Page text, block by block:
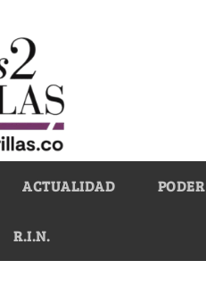
ACTUALIDAD PODER
R.I.N.